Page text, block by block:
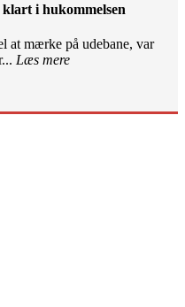
i hukommelsen
at mærke på udebane, var
Læs mere